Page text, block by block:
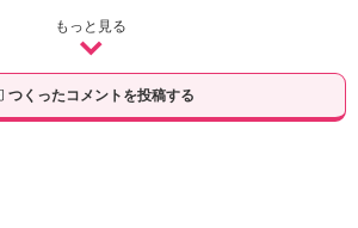
もっと見る
つくったコメントを投稿する